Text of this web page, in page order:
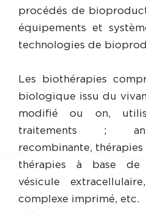
procédés de
équipements et
technologies de
Les biothérapies
biologique issu du
modifié ou on,
traitements ;
recombinante,
thérapies à base de
vésicule
complexe imprimé, etc.